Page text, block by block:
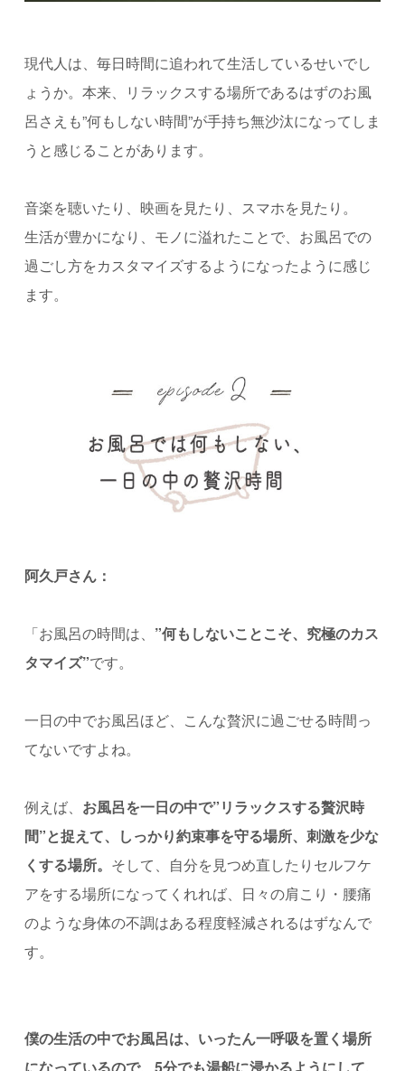
現代人は、毎日時間に追われて生活しているせいでし
ょうか。本来、リラックスする場所であるはずのお風
呂さえも”何もしない時間”が手持ち無沙汰になってしま
うと感じることがあります。
音楽を聴いたり、映画を見たり、スマホを見たり。
生活が豊かになり、モノに溢れたことで、お風呂での
過ごし方をカスタマイズするようになったように感じ
ます。
阿久戸さん：
「お風呂の時間は、 ”何もしないことこそ、究極のカス
タマイズ”です。
一日の中でお風呂ほど、こんな贅沢に過ごせる時間っ
てないですよね。
例えば、 お風呂を一日の中で”リラックスする贅沢時
間”と捉えて、しっかり約束事を守る場所、刺激を少な
くする場所。 そして、自分を見つめ直したりセルフケ
アをする場所になってくれれば、日々の肩こり・腰痛
のような身体の不調はある程度軽減されるはずなんで
す。
僕の生活の中でお風呂は、いったん一呼吸を置く場所
になっているので、5分でも湯船に浸かるようにして、